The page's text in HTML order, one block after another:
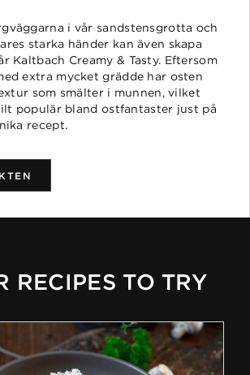
i vår sandstensgrotta och
starka händer kan även skapa
Kaltbach Creamy & Tasty. Eftersom
extra mycket grädde har osten
som smälter i munnen, vilket
populär bland ostfantaster just på
recept.
RECIPES TO TRY